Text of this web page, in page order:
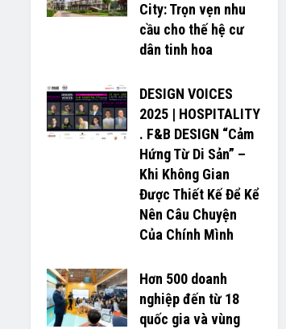
City: Trọn vẹn nhu
cầu cho thế hệ cư
dân tinh hoa
DESIGN VOICES
2025 | HOSPITALITY
. F&B DESIGN “Cảm
Hứng Từ Di Sản” –
Khi Không Gian
Được Thiết Kế Để Kể
Nên Câu Chuyện
Của Chính Mình
Hơn 500 doanh
nghiệp đến từ 18
quốc gia và vùng